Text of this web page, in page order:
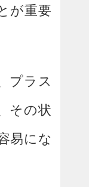
が重要
プラス
その状
易にな